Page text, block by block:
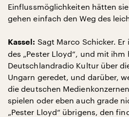
Einflussmöglichkeiten hätten
gehen einfach den Weg des
Kassel: Sagt Marco Schicker.
des „Pester Lloyd“, und mit ihm
Deutschlandradio Kultur über
Ungarn geredet, und darüber,
die deutschen
spielen oder eben auch grade
„Pester Lloyd“ übrigens, den